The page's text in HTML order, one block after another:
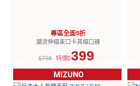
專區全面5折
潮流伸縮束口卡其縮口褲
$798 特價$399
MIZUNO